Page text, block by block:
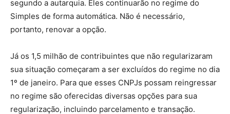
segundo a autarquia. Eles continuarão no regime do
Simples de forma automática. Não é necessário,
portanto, renovar a opção.
Já os 1,5 milhão de contribuintes que não regularizaram
sua situação começaram a ser excluídos do regime no dia
1º de janeiro. Para que esses CNPJs possam reingressar
no regime são oferecidas diversas opções para sua
regularização, incluindo parcelamento e transação.